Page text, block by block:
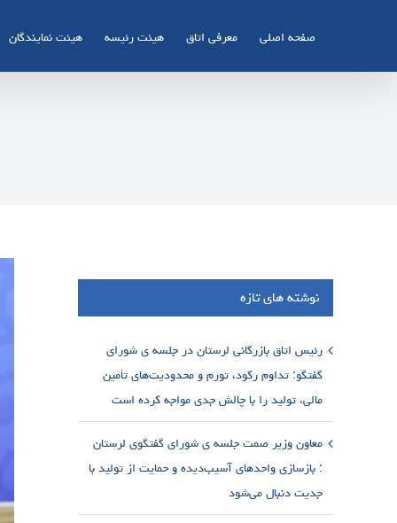
صفحه اصلی معرفی اتاق هیئت رئیسه هیئت نمایندگان
نوشته های تازه
رئیس اتاق بازرگانی لرستان در جلسه ی شورای
گفتگو: تداوم رکود، تورم و محدودیت‌های تأمین
مالی، تولید را با چالش جدی مواجه کرده است
معاون وزیر صمت جلسه ی شورای گفتگوی لرستان
: بازسازی واحدهای آسیب‌دیده و حمایت از تولید با
جدیت دنبال می‌شود